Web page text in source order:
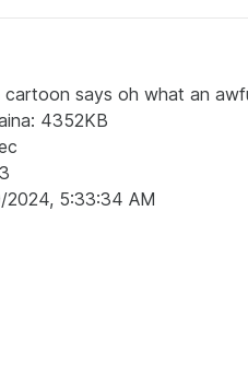
cartoon says oh what an
4352KB
5:33:34 AM